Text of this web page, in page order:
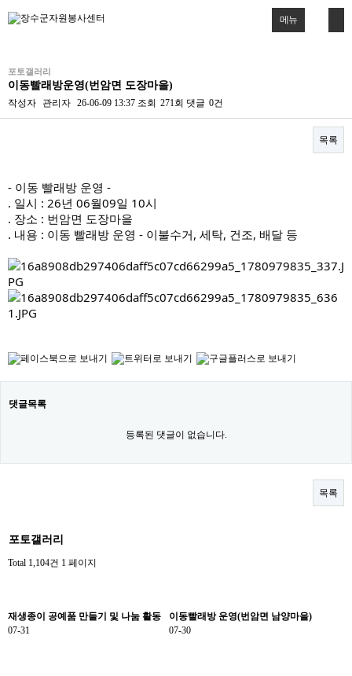
메뉴
포토갤러리
이동빨래방운영(번암면 도장마을)
작성자 관리자 26-06-09 13:37 조회 271회 댓글 0건
목록
- 이동 빨래방 운영 -
. 일시 : 26년 06월09일 10시
. 장소 : 번암면 도장마을
. 내용 : 이동 빨래방 운영 - 이불수거, 세탁, 건조, 배달 등
댓글목록
등록된 댓글이 없습니다.
목록
포토갤러리
Total 1,104건 1 페이지
재생종이 공예품 만들기 및 나눔 활동
07-31
이동빨래방 운영(번암면 남양마을)
07-30